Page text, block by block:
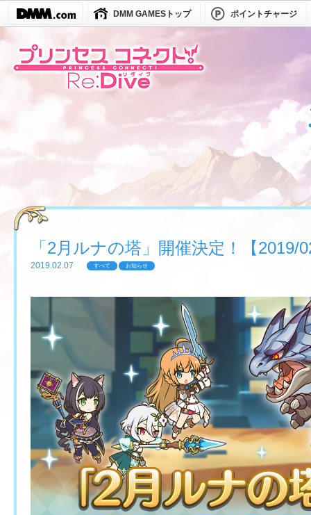
DMM GAMESトップ ポイントチャージ
「2月ルナの塔」開催決定！【2019/
2019.02.07 すべて お知らせ